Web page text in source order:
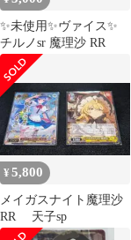
✨未使用✨ヴァイス✨
チルノsr 魔理沙 RR
¥5,800
メイガスナイト魔理沙
RR 天子sp